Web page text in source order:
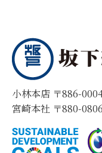
小林本店 〒886-
宮崎本社 〒880-